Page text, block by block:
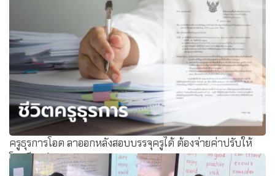
ครูธุรการโอด ลาออกหลังสอบบรรจุครูได้ ต้องจ่ายค่าปรับให้
โรงเรียน วันละ 100 บาท